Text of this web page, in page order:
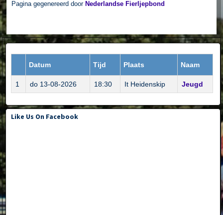
Pagina gegenereerd door Nederlandse Fierljepbond
Datum Tijd Plaats Naam
1 do 13-08-2026 18:30 It Heidenskip Jeugd
Like Us On Facebook